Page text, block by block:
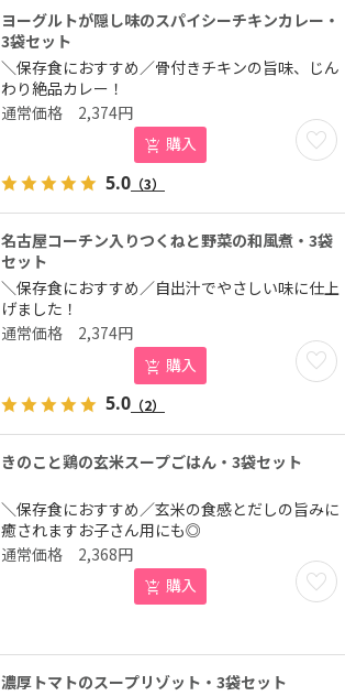
ヨーグルトが隠し味のスパイシーチキンカレー・
3袋セット
＼保存食におすすめ／骨付きチキンの旨味、じん
わり絶品カレー！
お気
2,374円
購入
5.0 （3）
名古屋コーチン入りつくねと野菜の和風煮・3袋
セット
＼保存食におすすめ／自出汁でやさしい味に仕上
げました！
お気
2,374円
購入
5.0 （2）
きのこと鶏の玄米スープごはん・3袋セット
＼保存食におすすめ／玄米の食感とだしの旨みに
癒されますお子さん用にも◎
お気
2,368円
購入
濃厚トマトのスープリゾット・3袋セット